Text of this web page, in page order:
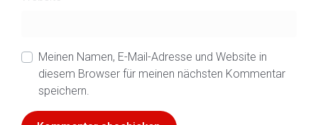
Meinen Namen, E-Mail-Adresse und Website in
diesem Browser für meinen nächsten Kommentar
speichern.